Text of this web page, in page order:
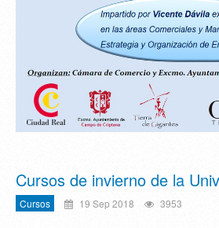
Cursos de invierno de la
Cursos 19 Sep 2018 3953